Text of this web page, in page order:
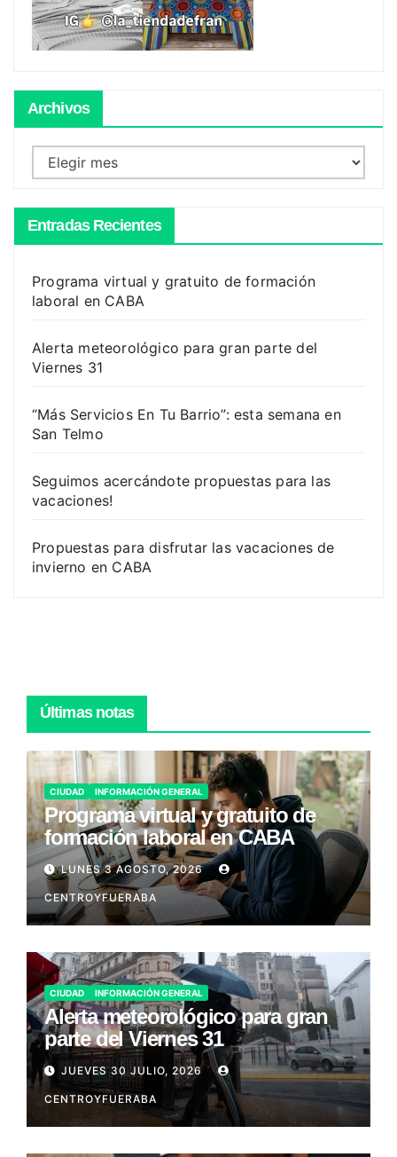
Archivos
Archivos
Entradas Recientes
Programa virtual y gratuito de formación
laboral en CABA
Alerta meteorológico para gran parte del
Viernes 31
“Más Servicios En Tu Barrio”: esta semana en
San Telmo
Seguimos acercándote propuestas para las
vacaciones!
Propuestas para disfrutar las vacaciones de
invierno en CABA
Últimas notas
CIUDAD INFORMACIÓN GENERAL
Programa virtual y gratuito de
formación laboral en CABA
LUNES 3 AGOSTO, 2026
CENTROYFUERABA
CIUDAD INFORMACIÓN GENERAL
Alerta meteorológico para gran
parte del Viernes 31
JUEVES 30 JULIO, 2026
CENTROYFUERABA